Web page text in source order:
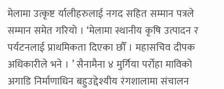
मेलामा उत्कृष्ट र्यालीहरुलाई नगद सहित सम्मान पत्रले
सम्मान समेत गरियो । ‘मेलामा स्थानीय कृषि उत्पादन र
पर्यटनलाई प्राथमिकता दिएका छौँ । महासचिव दीपक
अधिकारीले भने । ’ सैनामैना ४ मुर्गिया पर्रोहा माविको
अगाडि निर्माणाधिन बहुउद्देश्यीय रंगशालामा संचालन